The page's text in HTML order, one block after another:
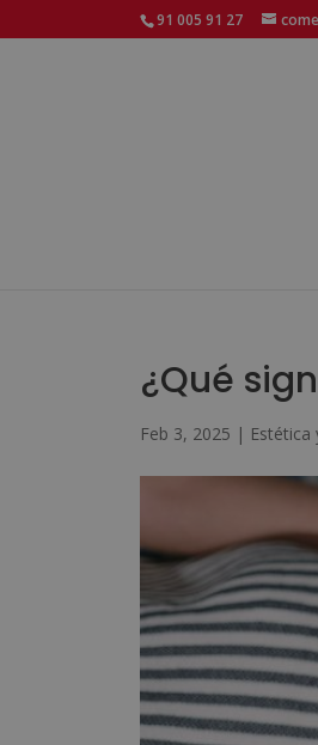
91 005 91 27
¿Qué
Feb 3, 2025 | Estética